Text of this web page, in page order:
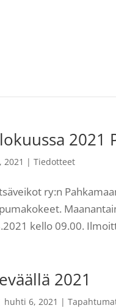
2021
2021 |Tiedotteet
ry:n
kello 09.00.
2021
huhti 6, 2021 |